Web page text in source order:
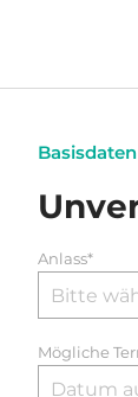
Basisdaten
Anlass*
Mögliche